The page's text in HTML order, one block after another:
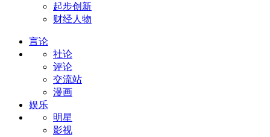
起步创新
财经人物
言论
社论
评论
交流站
漫画
娱乐
明星
影视